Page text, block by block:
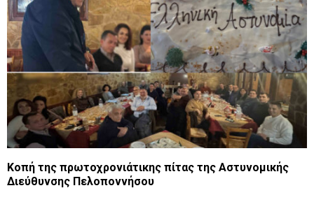
Kοπή της πρωτοχρονιάτικης πίτας της Αστυνομικής
Διεύθυνσης Πελοποννήσου